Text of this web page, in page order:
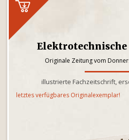
Originale Zeitung vom
illustrierte Fachzeitschrift,
letztes verfügbares Originalexemplar!